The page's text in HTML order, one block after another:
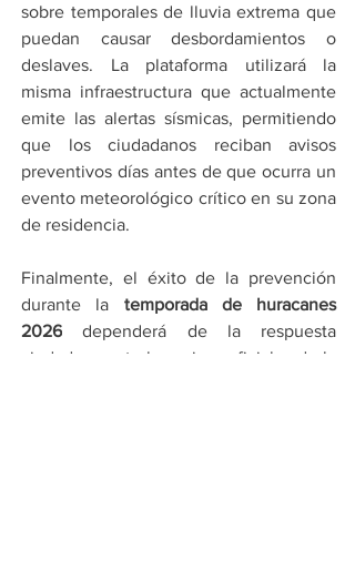
sobre temporales de lluvia extrema que
puedan causar desbordamientos o
deslaves. La plataforma utilizará la
misma infraestructura que actualmente
emite las alertas sísmicas, permitiendo
que los ciudadanos reciban avisos
preventivos días antes de que ocurra un
evento meteorológico crítico en su zona
de residencia.
Finalmente, el éxito de la prevención
durante la temporada de huracanes
2026 dependerá de la respuesta
ciudadana ante los avisos oficiales de la